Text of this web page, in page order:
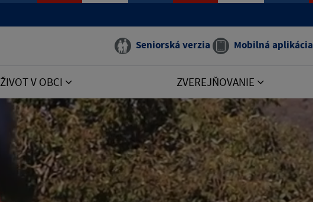
Seniorská verzia Mobilná aplikácia
ŽIVOT V OBCI ZVEREJŇOVANIE